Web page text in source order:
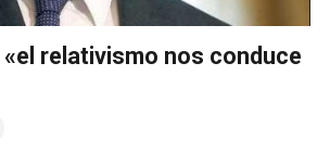
«el relativismo nos conduce